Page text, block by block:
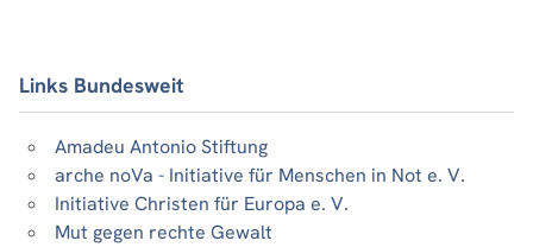
Links Bundesweit
Amadeu Antonio Stiftung
arche noVa - Initiative für Menschen in Not e. V.
Initiative Christen für Europa e. V.
Mut gegen rechte Gewalt